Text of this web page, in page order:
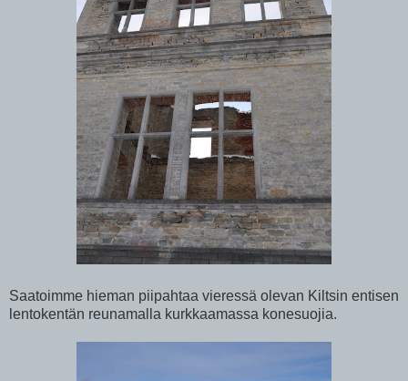
Saatoimme hieman piipahtaa vieressä olevan Kiltsin entisen
lentokentän reunamalla kurkkaamassa konesuojia.